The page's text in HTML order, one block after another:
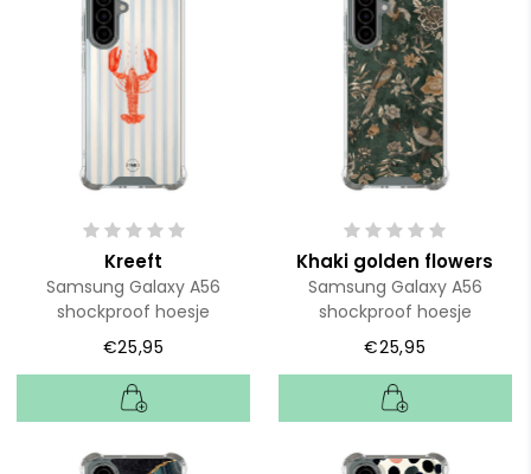
Kreeft
Samsung Galaxy A56
shockproof hoesje
€25,95
Khaki golden flowers
Samsung Galaxy A56
shockproof hoesje
€25,95